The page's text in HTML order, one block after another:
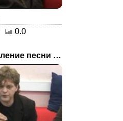
0.0
Представление песни «То...